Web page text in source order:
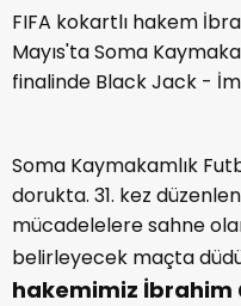
FIFA kokartlı hakem
Mayıs'ta Soma
finalinde Black Jack -
Soma Kaymakamlık
dorukta. 31. kez
mücadelelere sahne
belirleyecek maçta
hakemimiz İbrahim